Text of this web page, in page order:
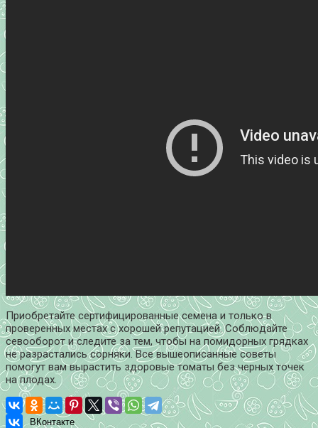
Приобретайте сертифицированные семена и только в
проверенных местах с хорошей репутацией. Соблюдайте
севооборот и следите за тем, чтобы на помидорных грядках
не разрастались сорняки. Все вышеописанные советы
помогут вам вырастить здоровые томаты без черных точек
на плодах.
ВКонтакте